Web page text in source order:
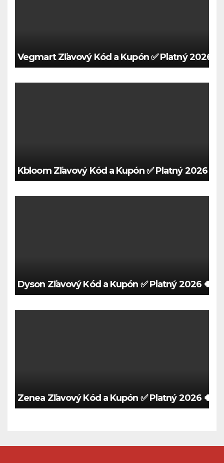
Vegmart Zľavový Kód a Kupón ✅ Platný 2026 🍀
Kbloom Zľavový Kód a Kupón ✅ Platný 2026 🍀
Dyson Zľavový Kód a Kupón ✅ Platný 2026 🍀
Zenea Zľavový Kód a Kupón ✅ Platný 2026 🍀